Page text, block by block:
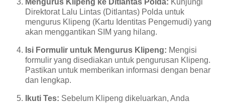
Direktorat Lalu Lintas (Ditlantas) Polda untuk
mengurus Klipeng (Kartu Identitas Pengemudi) yang
akan menggantikan SIM yang hilang.
Isi Formulir untuk Mengurus Klipeng: Mengisi
formulir yang disediakan untuk pengurusan Klipeng.
Pastikan untuk memberikan informasi dengan benar
dan lengkap.
Ikuti Tes: Sebelum Klipeng dikeluarkan, Anda